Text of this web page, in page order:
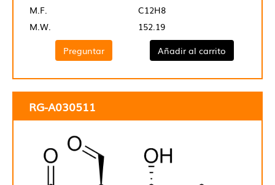
M.F.
C12H8
M.W.
152.19
Preguntar
Añadir al carrito
RG-A030511